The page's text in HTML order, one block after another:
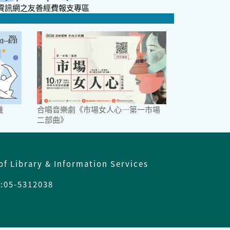
訊網之友善經費報支專區
合唱音樂劇《市場女人心─第一市場
二部曲》
Library & Information Services
5312038